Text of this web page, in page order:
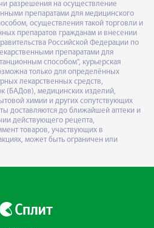
разрешения на осуществление
препаратами для медицинского
осуществления такой торговли и
препаратов гражданам и внесении
Российской Федерации по
препаратами для
способом", курьерская
только для определённых
лекарственных средств,
(БАДов), медицинских изделий,
химии и других сопутствующих
доставляются до ближайшей аптеки и
действующего рецепта,
товаров, участвующих в
может быть ограничен или